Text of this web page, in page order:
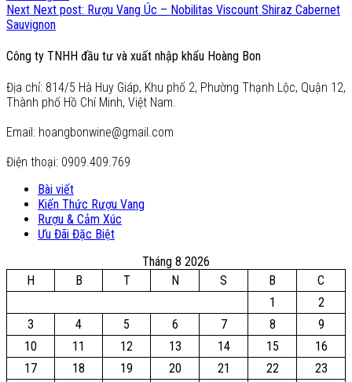
Next Next post: Rượu Vang Úc – Nobilitas Viscount Shiraz Cabernet
Sauvignon
Công ty TNHH đầu tư và xuất nhập khẩu Hoàng Bon
Địa chỉ: 814/5 Hà Huy Giáp, Khu phố 2, Phường Thạnh Lộc, Quận 12,
Thành phố Hồ Chí Minh, Việt Nam.
Email: hoangbonwine@gmail.com
Điện thoại: 0909.409.769
Bài viết
Kiến Thức Rượu Vang
Rượu & Cảm Xúc
Ưu Đãi Đặc Biệt
Tháng 8 2026
H
B T N S B
C
1
2
3
4 5 6 7 8
9
10
11 12 13 14 15
16
17
18 19 20 21 22
23